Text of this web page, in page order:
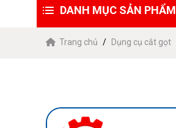
DANH MỤC SẢN PHẨM
Trang chủ Dụng cụ cắt gọt